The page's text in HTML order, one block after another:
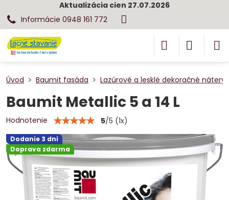
Aktualizácia cien 27.07.2026
Informácie 0948 161 772
Dodanie 3 dni
Doprava zdarma
Úvod Baumit fasáda Lazúrové a lesklé dekoračné nátery
Baumit Metallic 5 a 14 L
Hodnotenie 5/5 (1x)